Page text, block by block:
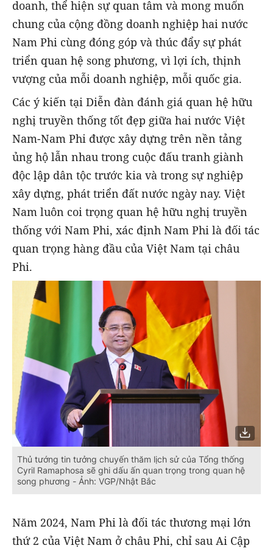
doanh, thể hiện sự quan tâm và mong muốn
chung của cộng đồng doanh nghiệp hai nước
Nam Phi cùng đóng góp và thúc đẩy sự phát
triển quan hệ song phương, vì lợi ích, thịnh
vượng của mỗi doanh nghiệp, mỗi quốc gia.
Các ý kiến tại Diễn đàn đánh giá quan hệ hữu
nghị truyền thống tốt đẹp giữa hai nước Việt
Nam-Nam Phi được xây dựng trên nền tảng
ủng hộ lẫn nhau trong cuộc đấu tranh giành
độc lập dân tộc trước kia và trong sự nghiệp
xây dựng, phát triển đất nước ngày nay. Việt
Nam luôn coi trọng quan hệ hữu nghị truyền
thống với Nam Phi, xác định Nam Phi là đối tác
quan trọng hàng đầu của Việt Nam tại châu
Phi.
Thủ tướng tin tưởng chuyến thăm lịch sử của Tổng thống
Cyril Ramaphosa sẽ ghi dấu ấn quan trọng trong quan hệ
song phương - Ảnh: VGP/Nhật Bắc
Năm 2024, Nam Phi là đối tác thương mại lớn
thứ 2 của Việt Nam ở châu Phi, chỉ sau Ai Cập